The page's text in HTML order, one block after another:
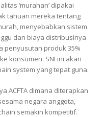
‘murahan’ dipakai
tahuan mereka tentang
menyebabkan sistem
dan biaya distribusinya
penyusutan produk 35%
konsumen. SNI ini akan
system yang tepat guna.
ACFTA dimana diterapkan
negara anggota,
semakin kompetitif.